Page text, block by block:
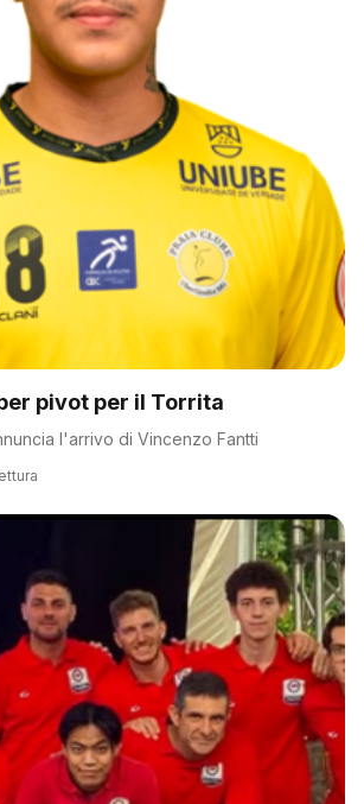
pivot per il Torrita
l'arrivo di Vincenzo Fantti